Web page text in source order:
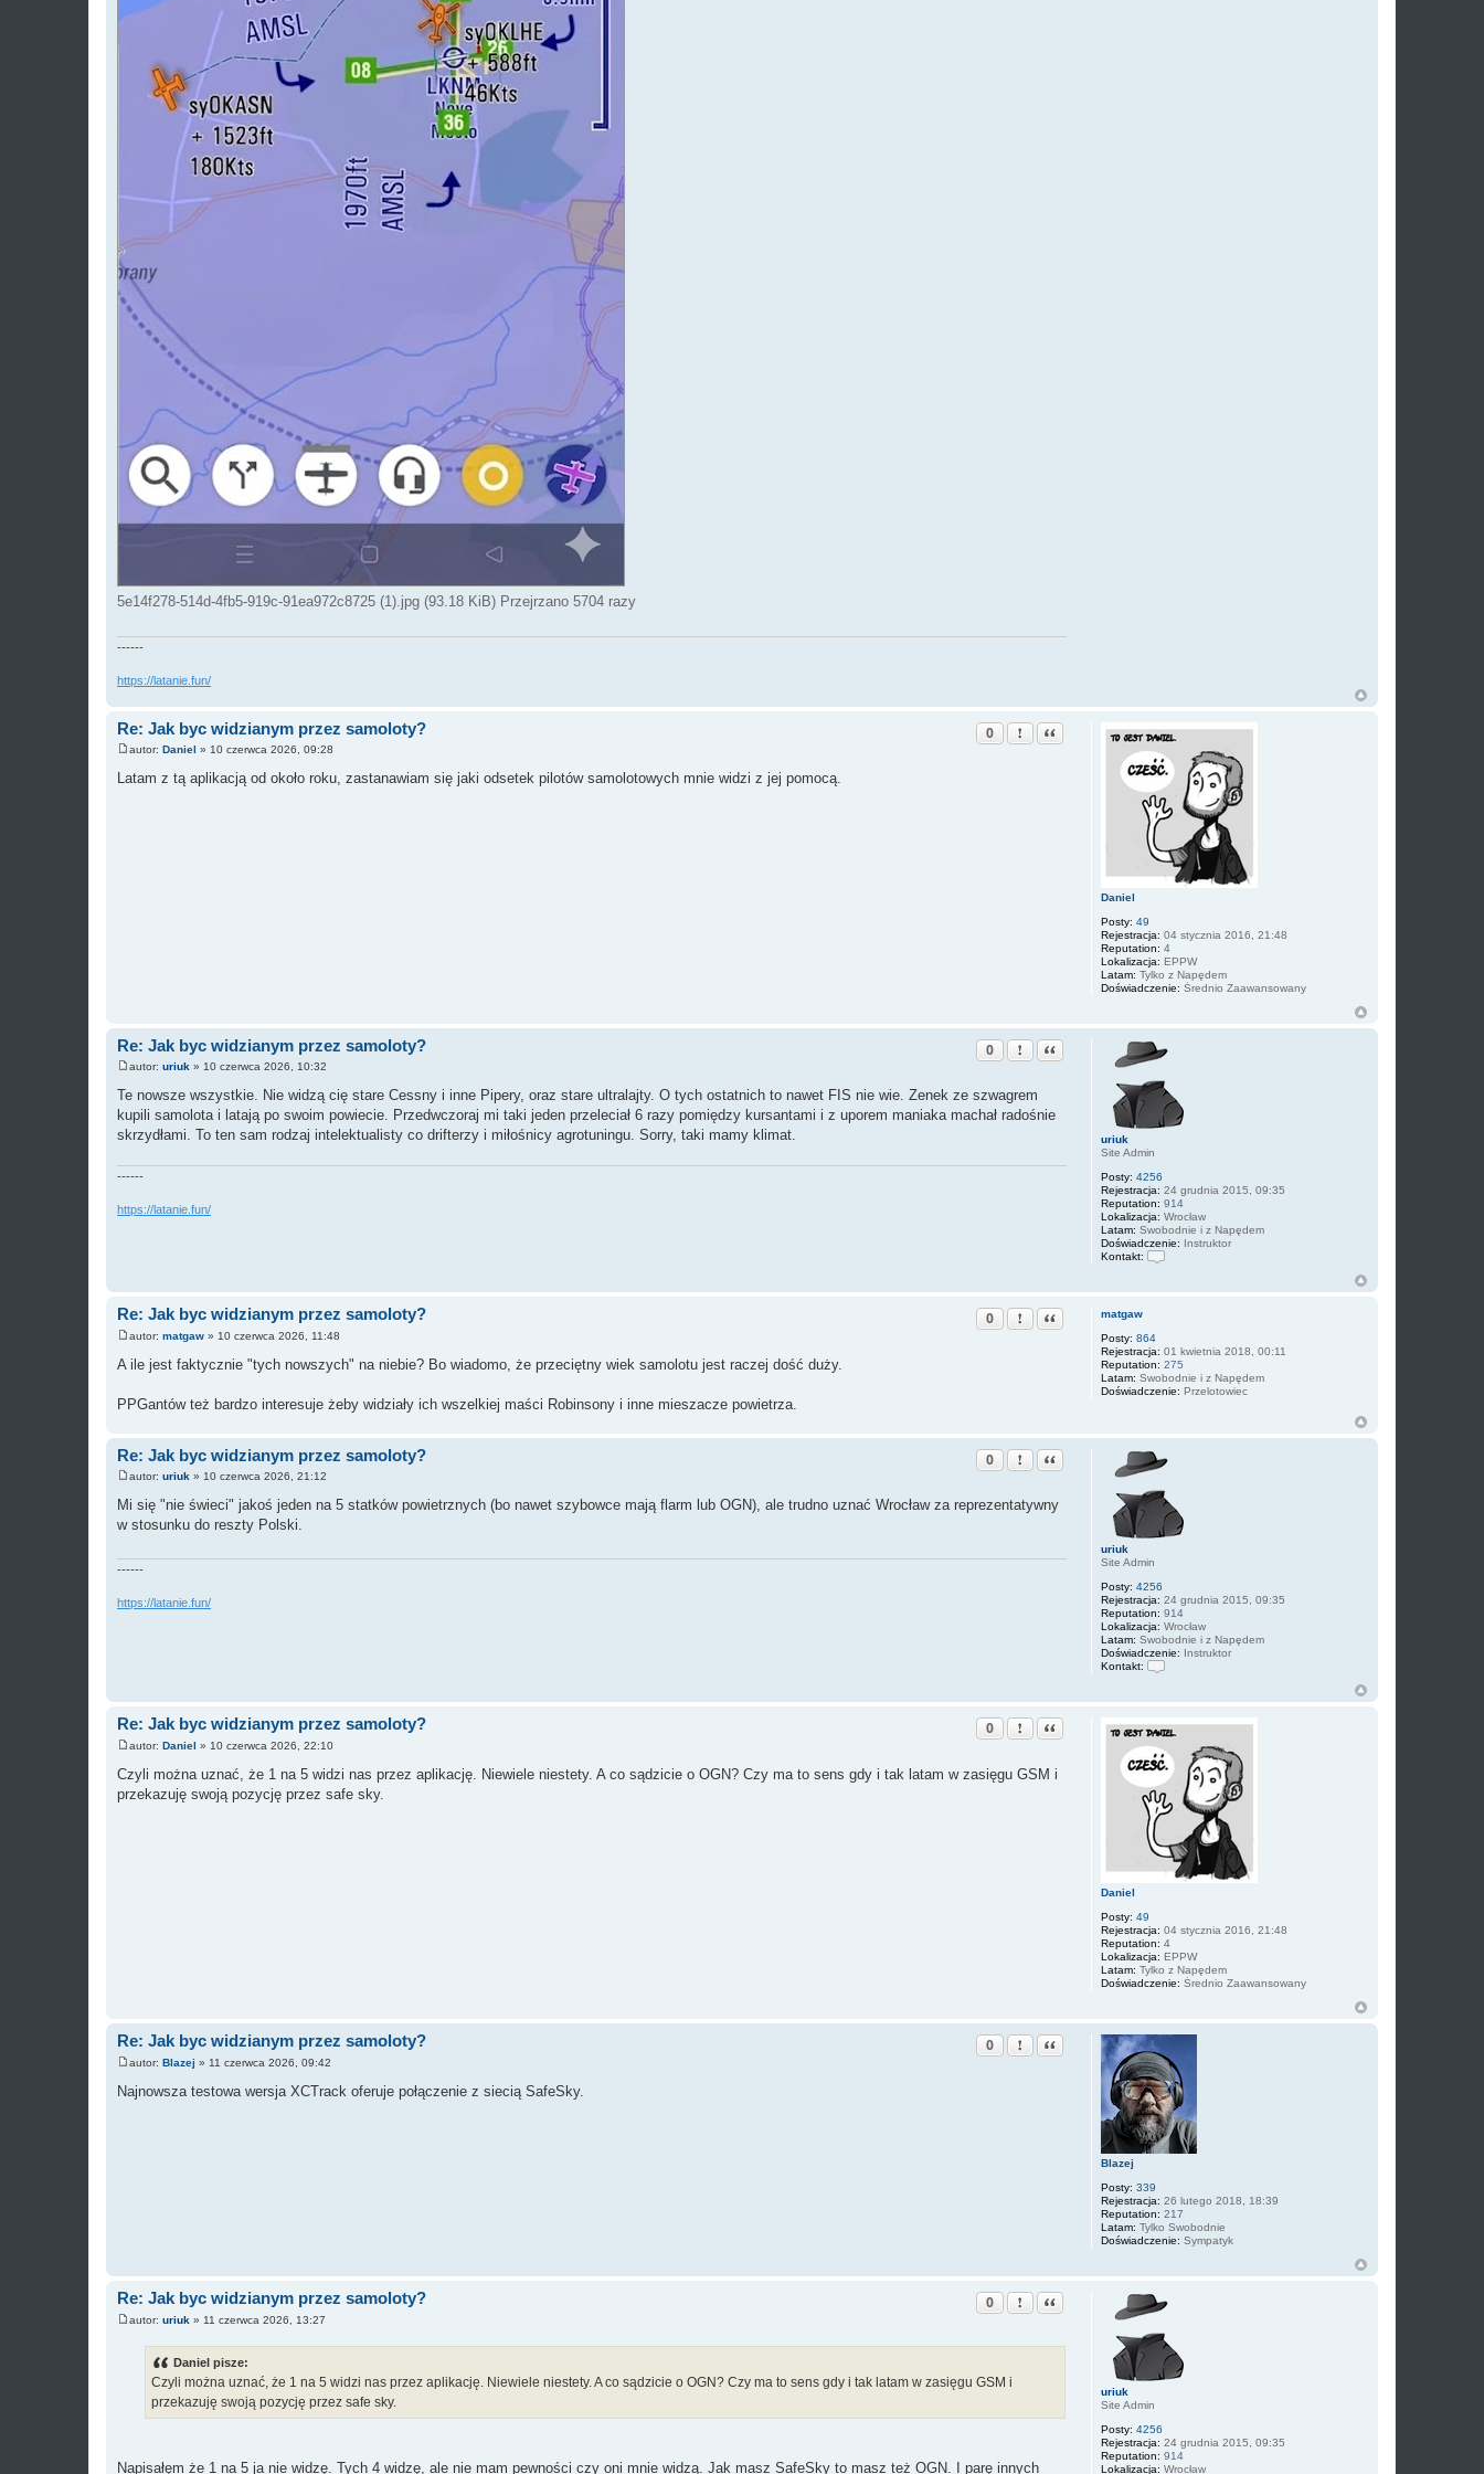
5e14f278-514d-4fb5-919c-91ea972c8725 (1).jpg (93.18 KiB) Przejrzano 5704 razy
------
https://latanie.fun/
Daniel
Posty: 49
Rejestracja: 04 stycznia 2016, 21:48
Reputation: 4
Lokalizacja: EPPW
Latam: Tylko z Napędem
Doświadczenie: Średnio Zaawansowany
Re: Jak byc widzianym przez samoloty? 0 Zgłoś ten post
Cytuj
o
s
autor: Daniel » 10 czerwca 2026, 09:28
Latam z tą aplikacją od około roku, zastanawiam się jaki odsetek pilotów samolotowych mnie widzi z jej pomocą.
uriuk
Site Admin
Posty: 4256
Rejestracja: 24 grudnia 2015, 09:35
Reputation: 914
Lokalizacja: Wrocław
Latam: Swobodnie i z Napędem
Doświadczenie: Instruktor
Kontakt:
o
k
t
u
j
z
r
u
k
Re: Jak byc widzianym przez samoloty? 0 Zgłoś ten post
Cytuj
o
s
t
autor: uriuk » 10 czerwca 2026, 10:32
Te nowsze wszystkie. Nie widzą cię stare Cessny i inne Pipery, oraz stare ultralajty. O tych ostatnich to nawet FIS nie wie. Zenek ze szwagrem
kupili samolota i latają po swoim powiecie. Przedwczoraj mi taki jeden przeleciał 6 razy pomiędzy kursantami i z uporem maniaka machał radośnie
skrzydłami. To ten sam rodzaj intelektualisty co drifterzy i miłośnicy agrotuningu. Sorry, taki mamy klimat.
------
https://latanie.fun/
matgaw
Posty: 864
Rejestracja: 01 kwietnia 2018, 00:11
Reputation: 275
Latam: Swobodnie i z Napędem
Doświadczenie: Przelotowiec
Re: Jak byc widzianym przez samoloty? 0 Zgłoś ten post
Cytuj
o
s
autor: matgaw » 10 czerwca 2026, 11:48
A ile jest faktycznie "tych nowszych" na niebie? Bo wiadomo, że przeciętny wiek samolotu jest raczej dość duży.
PPGantów też bardzo interesuje żeby widziały ich wszelkiej maści Robinsony i inne mieszacze powietrza.
uriuk
Site Admin
Posty: 4256
Rejestracja: 24 grudnia 2015, 09:35
Reputation: 914
Lokalizacja: Wrocław
Latam: Swobodnie i z Napędem
Doświadczenie: Instruktor
Kontakt:
o
t
k
t
u
j
s
z
Re: Jak byc widzianym przez samoloty? 0 Zgłoś ten post
Cytuj
o
s
t
autor: uriuk » 10 czerwca 2026, 21:12
Mi się "nie świeci" jakoś jeden na 5 statków powietrznych (bo nawet szybowce mają flarm lub OGN), ale trudno uznać Wrocław za reprezentatywny
w stosunku do reszty Polski.
------
https://latanie.fun/
Daniel
Posty: 49
Rejestracja: 04 stycznia 2016, 21:48
Reputation: 4
Lokalizacja: EPPW
Latam: Tylko z Napędem
Doświadczenie: Średnio Zaawansowany
Re: Jak byc widzianym przez samoloty? 0 Zgłoś ten post
Cytuj
s
t
autor: Daniel » 10 czerwca 2026, 22:10
Czyli można uznać, że 1 na 5 widzi nas przez aplikację. Niewiele niestety. A co sądzicie o OGN? Czy ma to sens gdy i tak latam w zasięgu GSM i
przekazuję swoją pozycję przez safe sky.
Blazej
Posty: 339
Rejestracja: 26 lutego 2018, 18:39
Reputation: 217
Latam: Tylko Swobodnie
Doświadczenie: Sympatyk
Re: Jak byc widzianym przez samoloty? 0 Zgłoś ten post
Cytuj
o
s
autor: Blazej » 11 czerwca 2026, 09:42
Najnowsza testowa wersja XCTrack oferuje połączenie z siecią SafeSky.
uriuk
Site Admin
Posty: 4256
Rejestracja: 24 grudnia 2015, 09:35
Reputation: 914
Lokalizacja: Wrocław
Re: Jak byc widzianym przez samoloty? 0 Zgłoś ten post
Cytuj
autor: uriuk » 11 czerwca 2026, 13:27
Daniel pisze:
Czyli można uznać, że 1 na 5 widzi nas przez aplikację. Niewiele niestety. A co sądzicie o OGN? Czy ma to sens gdy i tak latam w zasięgu GSM i
przekazuję swoją pozycję przez safe sky.
Napisałęm że 1 na 5 ja nie widzę. Tych 4 widzę, ale nie mam pewności czy oni mnie widzą. Jak masz SafeSky to masz też OGN. I parę innych